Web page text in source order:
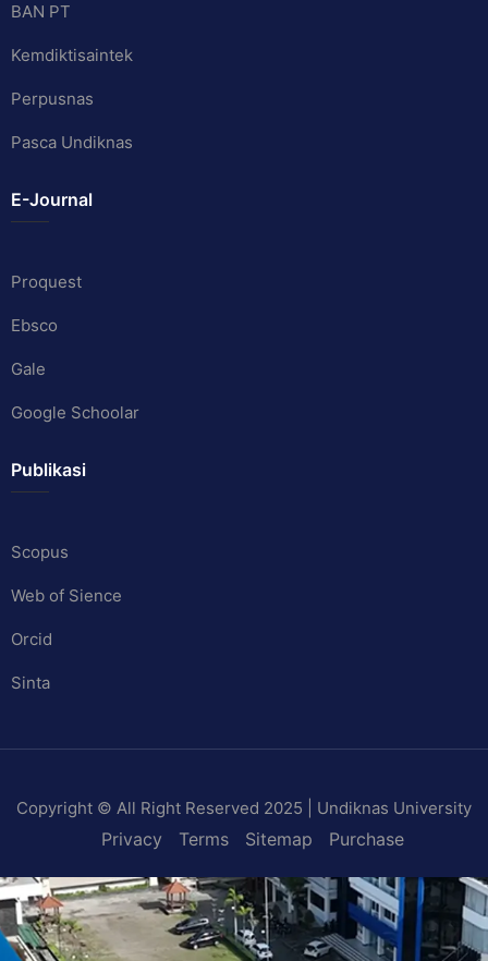
BAN PT
Kemdiktisaintek
Perpusnas
Pasca Undiknas
E-Journal
Proquest
Ebsco
Gale
Google Schoolar
Publikasi
Scopus
Web of Sience
Orcid
Sinta
Copyright © All Right Reserved 2025 | Undiknas University
Privacy Terms Sitemap Purchase